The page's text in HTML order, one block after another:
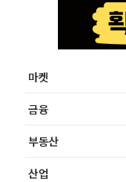
마켓
금융
부동산
산업